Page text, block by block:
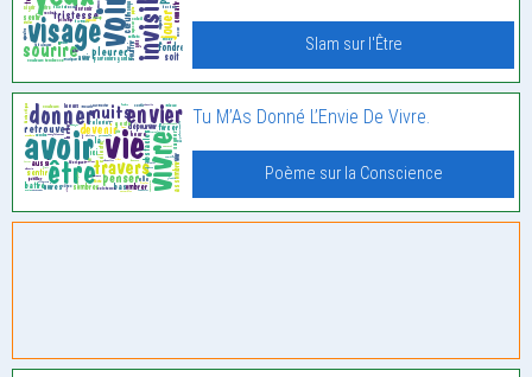
Slam sur l'Être
Tu M’As Donné L’Envie De Vivre.
Poème sur la Conscience